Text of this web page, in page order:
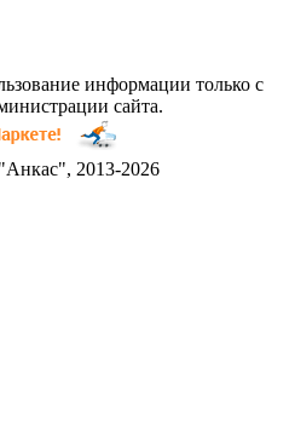
информации только с
сайта.
2013-2026